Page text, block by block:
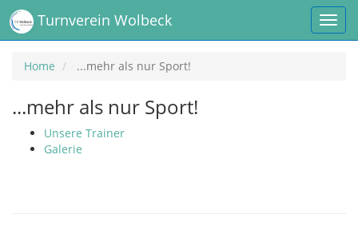
Turnverein Wolbeck
Home ...mehr als nur Sport!
...mehr als nur Sport!
Unsere Trainer
Galerie